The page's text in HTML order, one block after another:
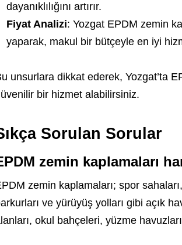
dayanıklılığını artırır.
Fiyat Analizi: Yozgat EPDM zemin
yaparak, makul bir bütçeyle en iyi
unsurlara dikkat ederek, Yozgat’ta
bir hizmet alabilirsiniz.
Sorulan Sorular
zemin kaplamaları
zemin kaplamaları; spor
ve yürüyüş yolları gibi açık
okul bahçeleri, yüzme